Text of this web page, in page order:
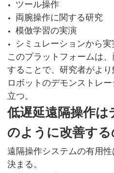
ツール操作
両腕操作に関する研究
模倣学習の実演
シミュレーションから実
このプラットフォームは
することで、研究者がよ
ロボットのデモンストレ
立つ。
低遅延遠隔操作は
のように改善する
遠隔操作システムの有用
決まる。